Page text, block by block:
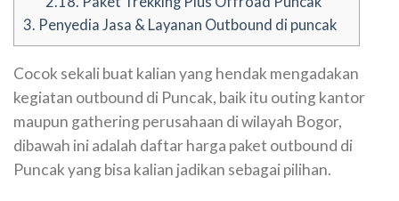
3. Penyedia Jasa & Layanan Outbound di puncak
Cocok sekali buat kalian yang hendak mengadakan
kegiatan outbound di Puncak, baik itu outing kantor
maupun gathering perusahaan di wilayah Bogor,
dibawah ini adalah daftar harga paket outbound di
Puncak yang bisa kalian jadikan sebagai pilihan.